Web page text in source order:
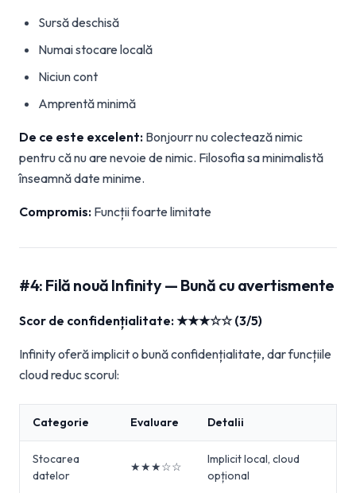
Sursă deschisă
Numai stocare locală
Niciun cont
Amprentă minimă
De ce este excelent: Bonjourr nu colectează nimic
pentru că nu are nevoie de nimic. Filosofia sa minimalistă
înseamnă date minime.
Compromis: Funcții foarte limitate
#4: Filă nouă Infinity — Bună cu avertismente
Scor de confidențialitate: ★★★☆☆ (3/5)
Infinity oferă implicit o bună confidențialitate, dar funcțiile
cloud reduc scorul:
Categorie Evaluare Detalii
Stocarea
datelor
★★★☆☆
Implicit local, cloud
opțional